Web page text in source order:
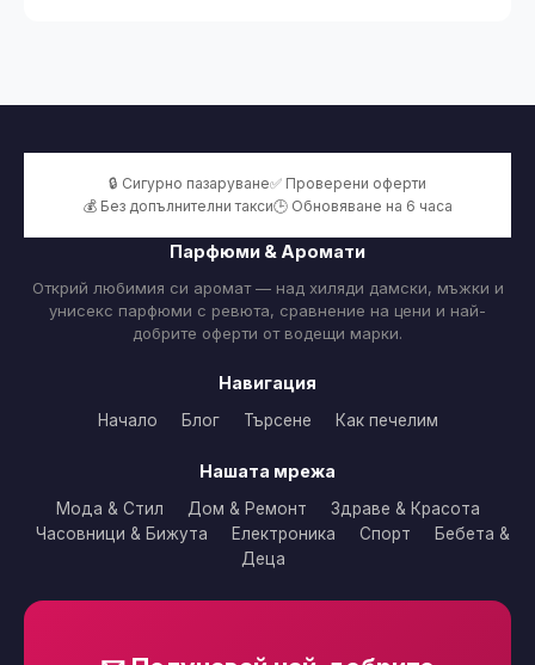
🔒 Сигурно пазаруване✅ Проверени оферти
💰 Без допълнителни такси🕒 Обновяване на 6 часа
Парфюми & Аромати
Открий любимия си аромат — над хиляди дамски, мъжки и
унисекс парфюми с ревюта, сравнение на цени и най-
добрите оферти от водещи марки.
Навигация
Начало Блог Търсене Как печелим
Нашата мрежа
Мода & Стил Дом & Ремонт
Здраве & Красота
Часовници & Бижута
Електроника Спорт
Бебета &
Деца